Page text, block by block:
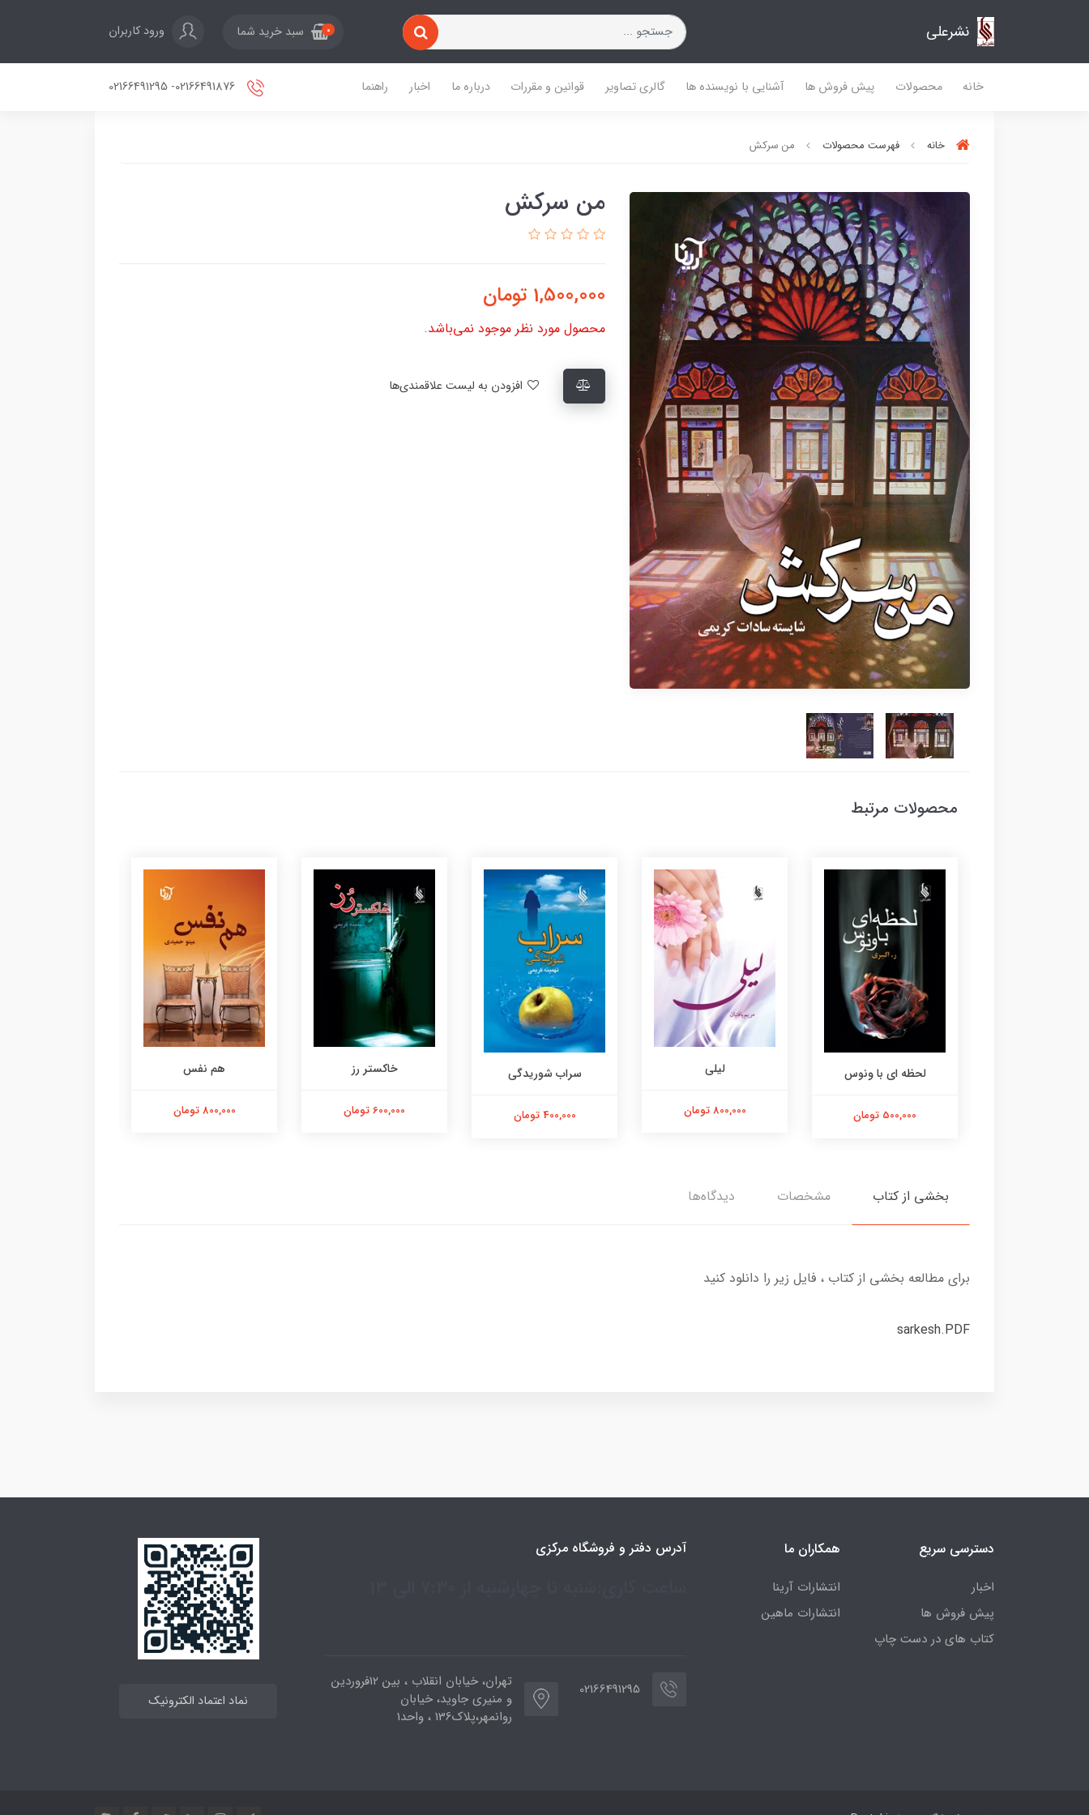
نشرعلی 0 سبد خرید شما ورود کاربران
خانه محصولات پیش فروش ها آشنایی با نویسنده ها گالری تصاویر قوانین و مقررات درباره ما اخبار راهنما
خانه فهرست محصولات من سرکش
من سرکش
1,500,000 تومان
محصول مورد نظر موجود نمی‌باشد.
محصولات مرتبط
لحظه ای با ونوس
500,000 تومان
لیلی
800,000 تومان
سراب شوریدگی
400,000 تومان
خاکستر رز
600,000 تومان
هم نفس
800,000 تومان
بخشی از کتاب مشخصات دیدگاه‌ها
برای مطالعه بخشی از کتاب ، فایل زیر را دانلود کنید
sarkesh.PDF
دسترسی سریع
اخبار
پیش فروش ها
کتاب های در دست چاپ
همکاران ما
انتشارات آرینا
انتشارات ماهین
آدرس دفتر و فروشگاه مرکزی
02166491295
تهران، خیابان انقلاب ، بین 12فروردین
و منیری جاوید، خیابان
روانمهر،پلاک136 ، واحد1
نماد اعتماد الکترونیک